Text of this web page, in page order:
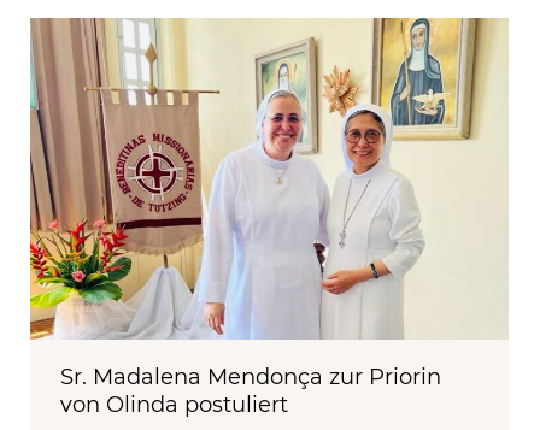
Sr. Madalena Mendonça zur Priorin
von Olinda postuliert